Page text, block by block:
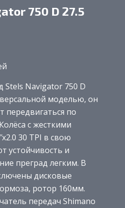
750 D 27.5
Stels Navigator 750 D
моделью, он
передвигаться по
с жесткими
30 TPI в свою
устойчивость и
преград легким. В
дисковые
ротор 160мм.
передач Shimano